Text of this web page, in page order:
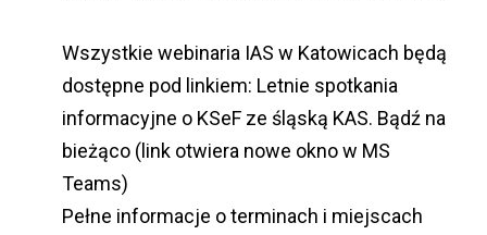
Wszystkie webinaria IAS w Katowicach będą
dostępne pod linkiem: Letnie spotkania
informacyjne o KSeF ze śląską KAS. Bądź na
bieżąco (link otwiera nowe okno w MS
Teams)
Pełne informacje o terminach i miejscach